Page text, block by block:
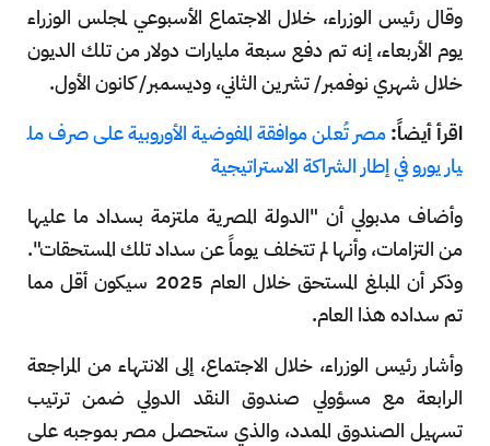
وقال رئيس الوزراء، خلال الاجتماع الأسبوعي لمجلس الوزراء
يوم الأربعاء، إنه تم دفع سبعة مليارات دولار من تلك الديون
خلال شهري نوفمبر/ تشرين الثاني، وديسمبر/ كانون الأول.
اقرأ أيضاً:مصر تُعلن موافقة المفوضية الأوروبية على صرف مل
يار يورو في إطار الشراكة الاستراتيجية
وأضاف مدبولي أن "الدولة المصرية ملتزمة بسداد ما عليها
من التزامات، وأنها لم تتخلف يوماً عن سداد تلك المستحقات".
وذكر أن المبلغ المستحق خلال العام 2025 سيكون أقل مما
تم سداده هذا العام.
وأشار رئيس الوزراء، خلال الاجتماع، إلى الانتهاء من المراجعة
الرابعة مع مسؤولي صندوق النقد الدولي ضمن ترتيب
تسهيل الصندوق الممدد، والذي ستحصل مصر بموجبه على